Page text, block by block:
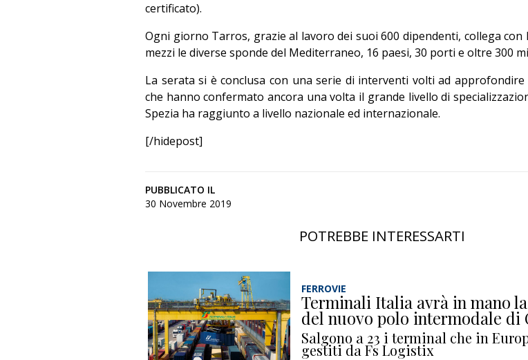
certificato).
Ogni giorno Tarros, grazie al lavoro dei suoi 600 dipendenti, collega con
mezzi le diverse sponde del Mediterraneo, 16 paesi, 30 porti e oltre 300
La serata si è conclusa con una serie di interventi volti ad
che hanno confermato ancora una volta il grande livello di
Spezia ha raggiunto a livello nazionale ed internazionale.
[/hidepost]
PUBBLICATO IL
30 Novembre 2019
POTREBBE INTERESSARTI
FERROVIE
Terminali Italia avrà in mano
del nuovo polo intermodale di
Salgono a 23 i terminal che in
gestiti da Fs Logistix